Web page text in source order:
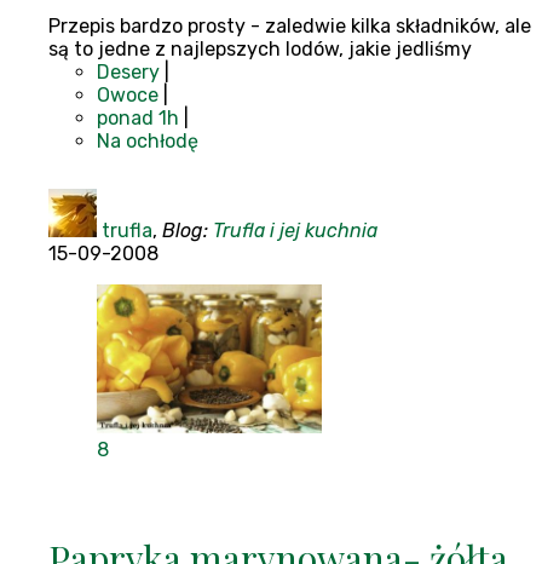
Przepis bardzo prosty - zaledwie kilka składników, ale
są to jedne z najlepszych lodów, jakie jedliśmy
Desery
Owoce
ponad 1h
Na ochłodę
trufla, Blog: Trufla i jej kuchnia
15-09-2008
8